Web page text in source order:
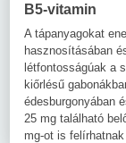
B5-vitamin
A tápanyagokat
hasznosításában
létfontosságúak a
kiőrlésű
édesburgonyában
25 mg található
mg-ot is felírhatnak